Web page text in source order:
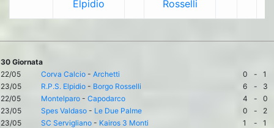
Elpidio
Rosselli
30 Giornata
22/05
Corva Calcio - Archetti 0 -
1
23/05
R.P.S. Elpidio - Borgo Rosselli 6 -
3
22/05
Montelparo - Capodarco 4 -
0
23/05
Spes Valdaso - Le Due Palme 0 -
2
23/05
SC Servigliano - Kairos 3 Monti 1 -
1